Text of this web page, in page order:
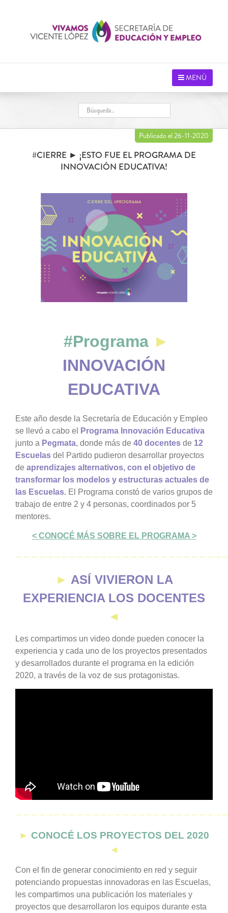
MENÚ
Publicado el 26-11-2020
#CIERRE ► ¡ESTO FUE EL PROGRAMA DE
INNOVACIÓN EDUCATIVA!
#Programa ►
INNOVACIÓN
EDUCATIVA
Este año desde la Secretaría de Educación y Empleo
se llevó a cabo el
Programa Innovación Educativa
junto a Pegmata, donde más de 40 docentes de 12
Escuelas del Partido pudieron desarrollar proyectos
de aprendizajes alternativos, con el objetivo de
transformar los modelos y estructuras actuales de
las Escuelas. El Programa constó de varios grupos de
trabajo de entre 2 y 4 personas, coordinados por 5
mentores.
< CONOCÉ MÁS SOBRE EL PROGRAMA >
► ASÍ VIVIERON LA
EXPERIENCIA LOS DOCENTES
◄
Les compartimos un video donde pueden conocer la
experiencia y cada uno de los proyectos presentados
y desarrollados durante el programa en la edición
2020, a través de la voz de sus protagonistas.
► CONOCÉ LOS PROYECTOS DEL 2020
◄
Con el fin de generar conocimiento en red y seguir
potenciando propuestas innovadoras en las Escuelas,
les compartimos una publicación los materiales y
proyectos que desarrollaron los equipos durante esta